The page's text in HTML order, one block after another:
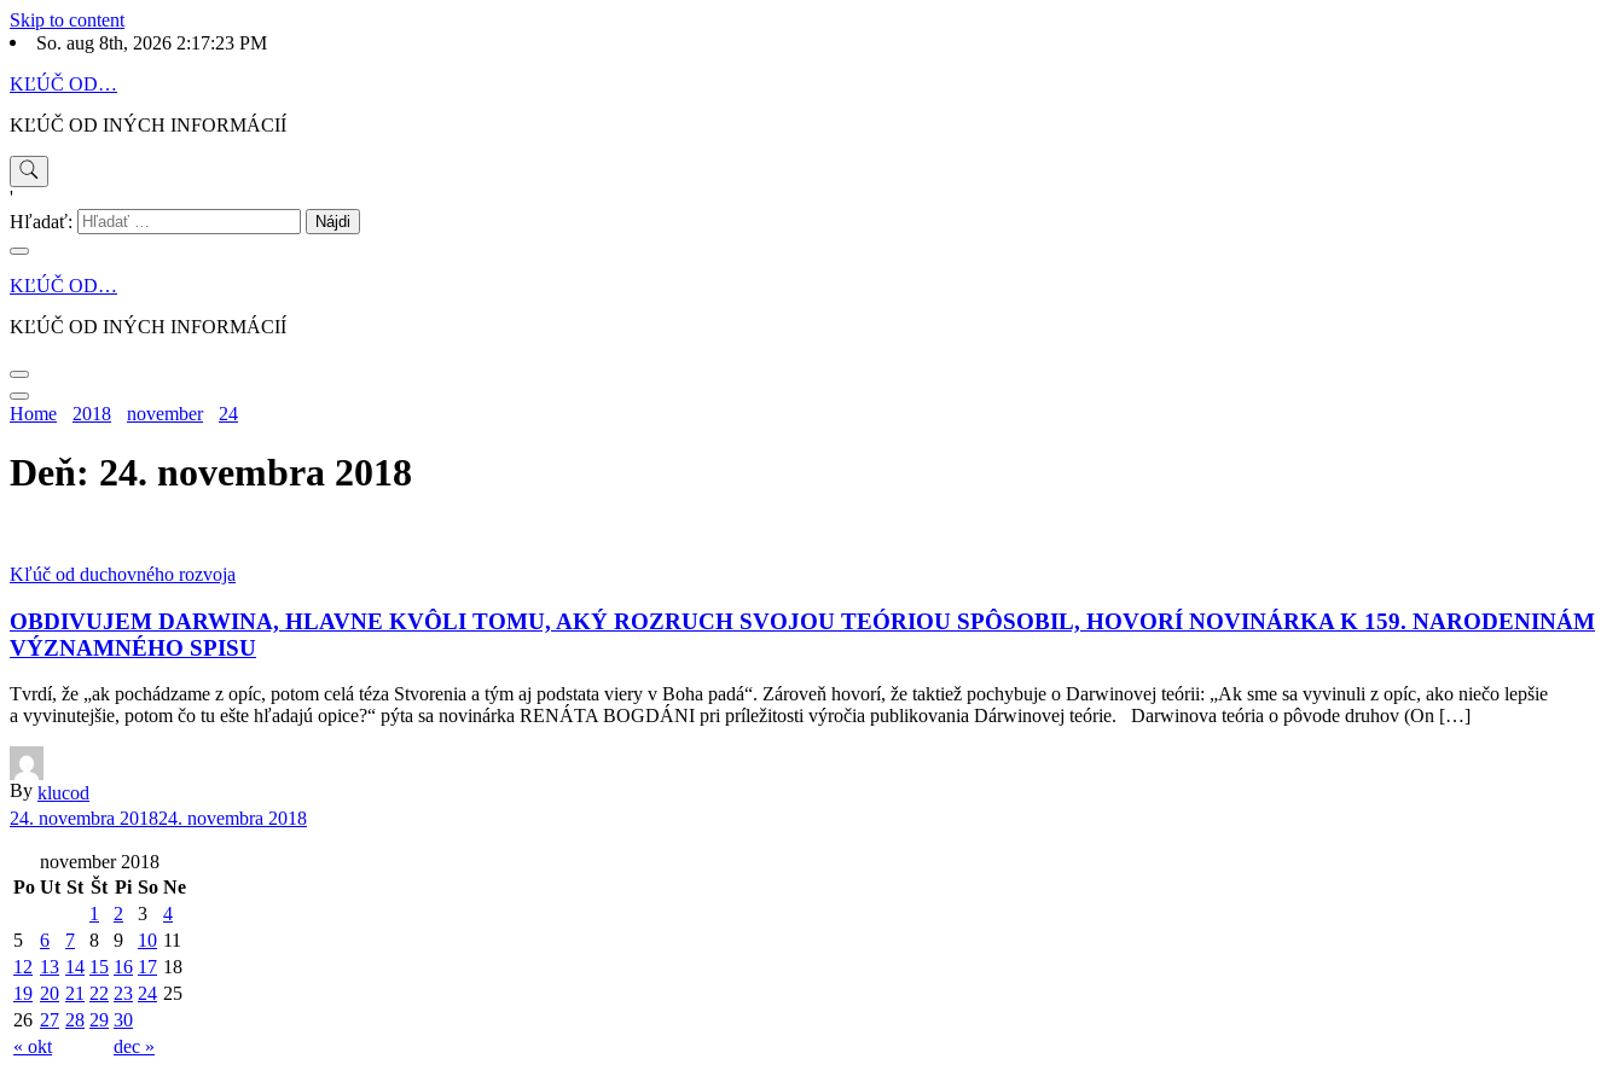
Skip to content
So. aug 8th, 2026 2:17:23 PM
KĽÚČ OD…
KĽÚČ OD INÝCH INFORMÁCIÍ
'
Hľadať:
KĽÚČ OD…
KĽÚČ OD INÝCH INFORMÁCIÍ
Home 2018 november 24
Deň: 24. novembra 2018
Kľúč od duchovného rozvoja
OBDIVUJEM DARWINA, HLAVNE KVÔLI TOMU, AKÝ ROZRUCH SVOJOU TEÓRIOU SPÔSOBIL, HOVORÍ NOVINÁRKA K 159. NARODENINÁM
VÝZNAMNÉHO SPISU
Tvrdí, že „ak pochádzame z opíc, potom celá téza Stvorenia a tým aj podstata viery v Boha padá“. Zároveň hovorí, že taktiež pochybuje o Darwinovej teórii: „Ak sme sa vyvinuli z opíc, ako niečo lepšie
a vyvinutejšie, potom čo tu ešte hľadajú opice?“ pýta sa novinárka RENÁTA BOGDÁNI pri príležitosti výročia publikovania Dárwinovej teórie. Darwinova teória o pôvode druhov (On […]
By klucod
24. novembra 201824. novembra 2018
november 2018
Po Ut St Št Pi So Ne
« okt dec »
1 2 3
4
5
6 7 8 9 10 11
12 13 14 15 16 17 18
19 20 21 22 23 24 25
26 27 28 29 30